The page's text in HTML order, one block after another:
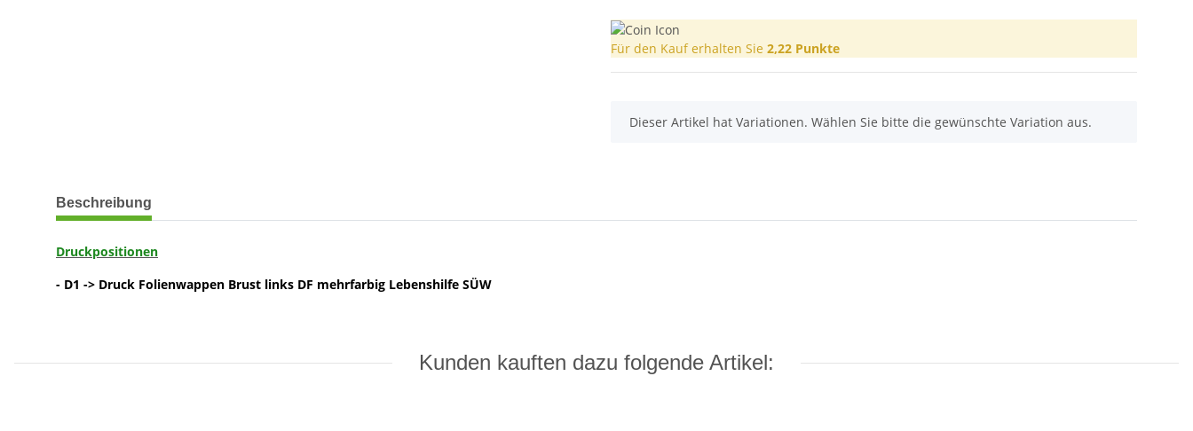
Für den Kauf erhalten Sie 2,22 Punkte
x
Dieser Artikel hat Variationen. Wählen Sie bitte die gewünschte Variation aus.
weitere Registerkarten anzeigen
Beschreibung
Druckpositionen
- D1 -> Druck Folienwappen Brust links DF mehrfarbig Lebenshilfe SÜW
Kunden kauften dazu folgende Artikel: